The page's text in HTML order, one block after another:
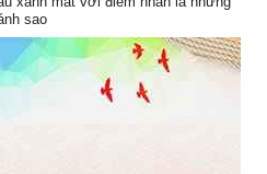
sao